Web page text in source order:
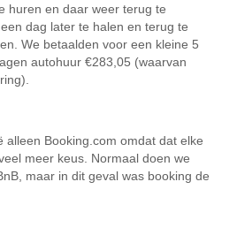
huren en daar weer terug te
dag later te halen en terug te
We betaalden voor een kleine 5
autohuur €283,05 (waarvan
alleen Booking.com omdat dat elke
meer keus. Normaal doen we
maar in dit geval was booking de